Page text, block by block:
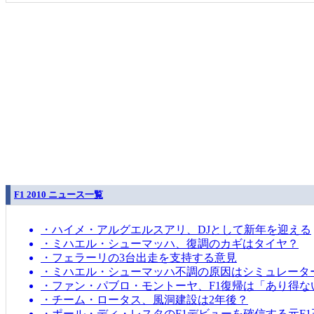
F1 2010 ニュース一覧
・ハイメ・アルグエルスアリ、DJとして新年を迎える
・ミハエル・シューマッハ、復調のカギはタイヤ？
・フェラーリの3台出走を支持する意見
・ミハエル・シューマッハ不調の原因はシミュレータ
・ファン・パブロ・モントーヤ、F1復帰は「あり得な
・チーム・ロータス、風洞建設は2年後？